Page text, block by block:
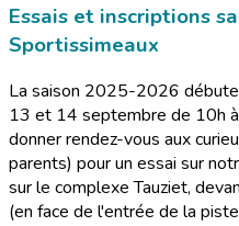
Essais et inscriptions
Sportissimeaux
La saison 2025-2026
13 et 14 septembre de 10h à
donner rendez-vous aux
parents) pour un essai sur
sur le complexe Tauziet,
(en face de l'entrée de la